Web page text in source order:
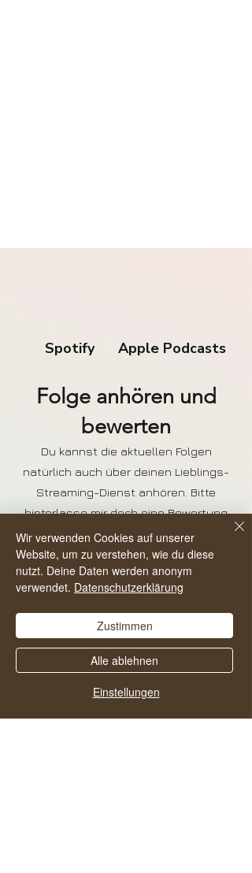
Spotify Apple Podcasts
Folge anhören und
bewerten
Du kannst die aktuellen Folgen
natürlich auch über deinen Lieblings-
Streaming-Dienst anhören. Bitte
hinterlasse mir doch eine Bewertung
da, das hilft anderen den Podcast zu
finden und noch mehr Menschen in ein
alkoholfreies und zufriedenes Leben zu
starten.
Wir verwenden Cookies auf unserer
Website, um zu verstehen, wie du diese
nutzt. Deine Daten werden anonym
verwendet. Datenschutzerklärung
Einstellungen
Alle ablehnen
Zustimmen